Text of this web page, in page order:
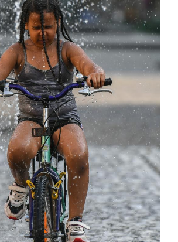
书画 健康
视频 图片 政务
中央文件 金融 汽车
人居 信息化 数字经济
乡村振兴 银龄 溯源中国
旅游 能源 会展
娱乐 时尚 悦读
一带一路 亚太网 上市公司